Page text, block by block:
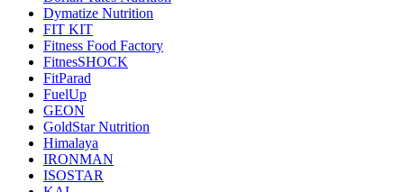
Dymatize Nutrition
FIT KIT
Fitness Food Factory
FitnesSHOCK
FitParad
FuelUp
GEON
GoldStar Nutrition
Himalaya
IRONMAN
ISOSTAR